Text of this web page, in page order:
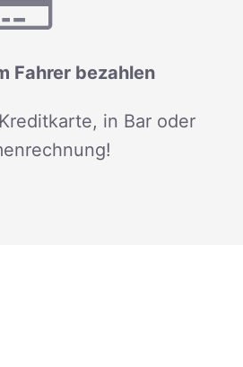
Fahrer bezahlen
in Bar oder